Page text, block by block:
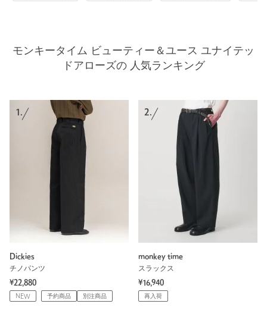
モンキータイム ビューティー＆ユース ユナイテッ
ドアローズの 人気ランキング
1.
Dickies
チノパンツ
¥22,880
NEW 予約商品 別注商品
2.
monkey time
スラックス
¥16,940
再入荷